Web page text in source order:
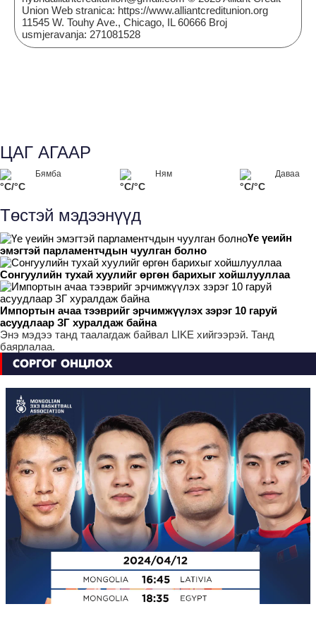
Union Web stranica: https://www.alliantcreditunion.org
11545 W. Touhy Ave., Chicago, IL 60666 Broj
usmjeravanja: 271081528
ЦАГ АГААР
Бямба
°C/°C
Ням
°C/°C
Даваа
°C/°C
Төстэй мэдээнүүд
Үе үеийн
эмэгтэй парламентчдын чуулган болно
Сонгуулийн тухай хуулийг өргөн барихыг хойшлууллаа
Импортын ачаа тээврийг эрчимжүүлэх зэрэг 10 гаруй
асуудлаар ЗГ хуралдаж байна
Энэ мэдээ танд таалагдаж байвал LIKE хийгээрэй. Танд
баярлалаа.
СОРГОГ ОНЦЛОХ